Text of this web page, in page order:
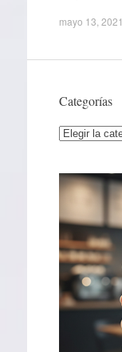
mayo 13, 2021
Categorías
Categorías